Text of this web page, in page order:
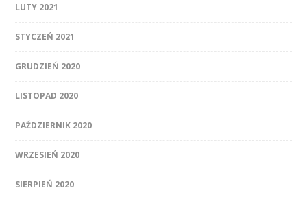
LUTY 2021
STYCZEŃ 2021
GRUDZIEŃ 2020
LISTOPAD 2020
PAŹDZIERNIK 2020
WRZESIEŃ 2020
SIERPIEŃ 2020